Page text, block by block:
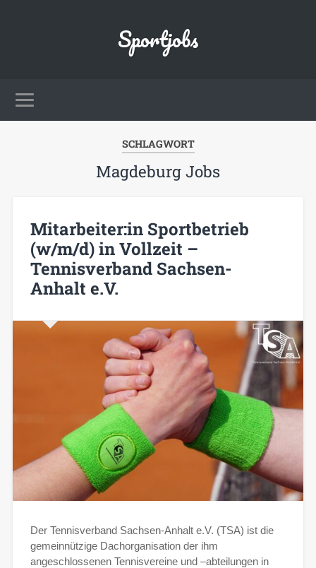
Sportjobs
SCHLAGWORT
Magdeburg Jobs
Mitarbeiter:in Sportbetrieb
(w/m/d) in Vollzeit –
Tennisverband Sachsen-
Anhalt e.V.
Der Tennisverband Sachsen-Anhalt e.V. (TSA) ist die
gemeinnützige Dachorganisation der ihm
angeschlossenen Tennisvereine und –abteilungen in